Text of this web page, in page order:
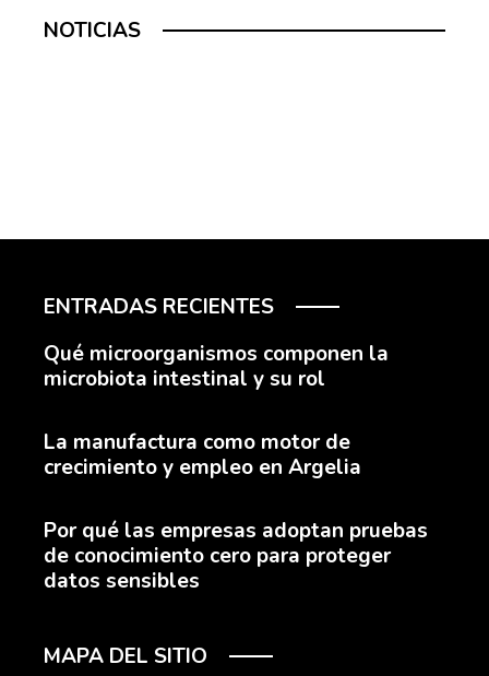
NOTICIAS
ENTRADAS RECIENTES
Qué microorganismos componen la
microbiota intestinal y su rol
La manufactura como motor de
crecimiento y empleo en Argelia
Por qué las empresas adoptan pruebas
de conocimiento cero para proteger
datos sensibles
MAPA DEL SITIO